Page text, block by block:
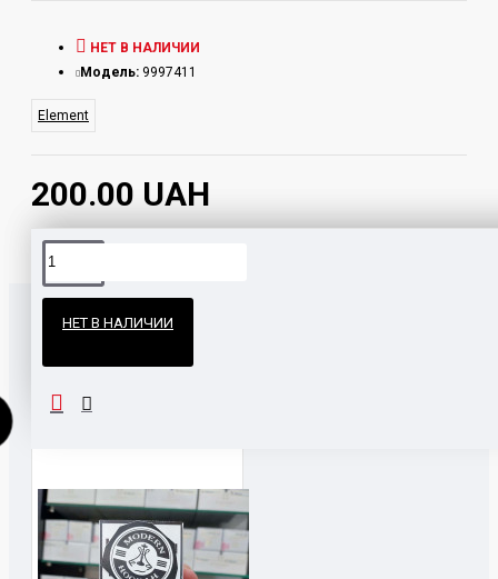
200.00 UAH
НЕТ В НАЛИЧИИ
Модель: 9997411
Element
НЕТ В НАЛИЧИИ